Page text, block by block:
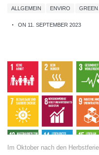
ALLGEMEIN ENVIRO GREEN
ON 11. SEPTEMBER 2023
Im Oktober nach den